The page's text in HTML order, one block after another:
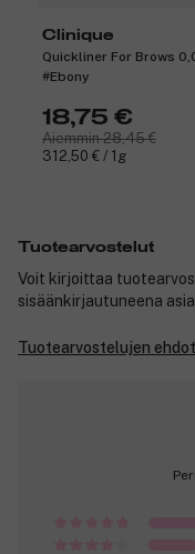
Clinique
Quickliner For Brows
#Ebony
18,75 €
Aiemmin 28,45 €
312,50 € / 1g
Tuotearvostelut
Voit kirjoittaa
sisäänkirjautuneena
Tuotearvostelujen ehdot